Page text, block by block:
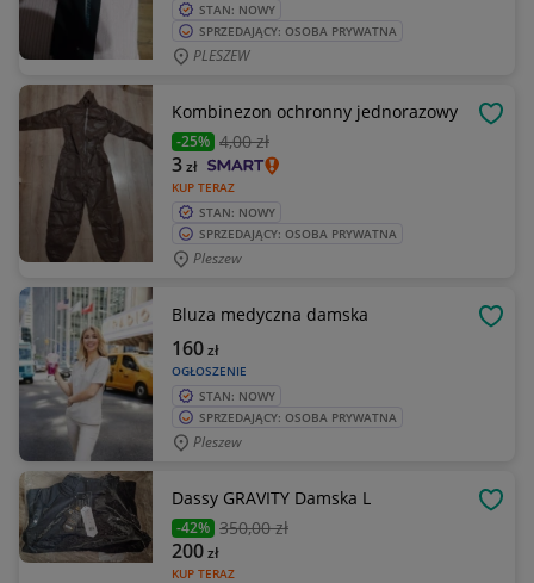
STAN: NOWY
SPRZEDAJĄCY: OSOBA PRYWATNA
PLESZEW
Kombinezon ochronny jednorazowy
-25% 4,00 zł
KUP TERAZ
3zł
STAN: NOWY
SPRZEDAJĄCY: OSOBA PRYWATNA
Pleszew
Bluza medyczna damska
OGŁOSZENIE
160zł
STAN: NOWY
SPRZEDAJĄCY: OSOBA PRYWATNA
Pleszew
Dassy GRAVITY Damska L
-42% 350,00 zł
KUP TERAZ
200zł